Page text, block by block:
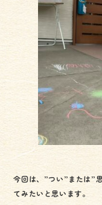
今回は、”つい”または”
てみたいと思います。